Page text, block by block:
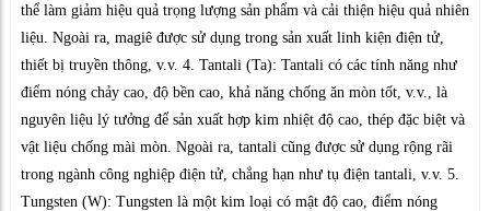
thể làm giảm hiệu quả trọng lượng sản phẩm và cải thiện hiệu quả nhiên
liệu. Ngoài ra, magiê được sử dụng trong sản xuất linh kiện điện tử,
thiết bị truyền thông, v.v. 4. Tantali (Ta): Tantali có các tính năng như
điểm nóng chảy cao, độ bền cao, khả năng chống ăn mòn tốt, v.v., là
nguyên liệu lý tưởng để sản xuất hợp kim nhiệt độ cao, thép đặc biệt và
vật liệu chống mài mòn. Ngoài ra, tantali cũng được sử dụng rộng rãi
trong ngành công nghiệp điện tử, chẳng hạn như tụ điện tantali, v.v. 5.
Tungsten (W): Tungsten là một kim loại có mật độ cao, điểm nóng